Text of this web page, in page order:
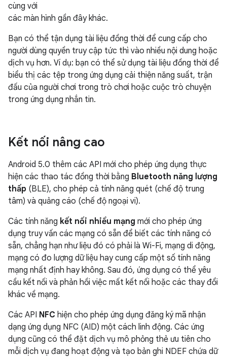
cùng với
các màn hình gần đây khác.
Bạn có thể tận dụng tài liệu đồng thời để cung cấp cho
người dùng quyền truy cập tức thì vào nhiều nội dung hoặc
dịch vụ hơn. Ví dụ: bạn có thể sử dụng tài liệu đồng thời để
biểu thị các tệp trong ứng dụng cải thiện năng suất, trận
đấu của người chơi trong trò chơi hoặc cuộc trò chuyện
trong ứng dụng nhắn tin.
Kết nối nâng cao
Android 5.0 thêm các API mới cho phép ứng dụng thực
hiện các thao tác đồng thời bằng Bluetooth năng lượng
thấp (BLE), cho phép cả tính năng quét (chế độ trung
tâm) và quảng cáo (chế độ ngoại vi).
Các tính năng kết nối nhiều mạng mới cho phép ứng
dụng truy vấn các mạng có sẵn để biết các tính năng có
sẵn, chẳng hạn như liệu đó có phải là Wi-Fi, mạng di động,
mạng có đo lượng dữ liệu hay cung cấp một số tính năng
mạng nhất định hay không. Sau đó, ứng dụng có thể yêu
cầu kết nối và phản hồi việc mất kết nối hoặc các thay đổi
khác về mạng.
Các API NFC hiện cho phép ứng dụng đăng ký mã nhận
dạng ứng dụng NFC (AID) một cách linh động. Các ứng
dụng cũng có thể đặt dịch vụ mô phỏng thẻ ưu tiên cho
mỗi dịch vụ đang hoạt động và tạo bản ghi NDEF chứa dữ